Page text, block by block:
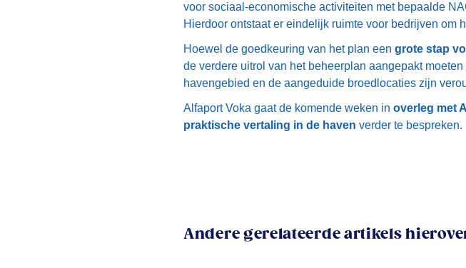
voor sociaal-economische activiteiten met bepaalde
Hierdoor ontstaat er eindelijk ruimte voor bedrijven om
Hoewel de goedkeuring van het plan een grote stap
de verdere uitrol van het beheerplan aangepakt
havengebied en de aangeduide broedlocaties zijn
Alfaport Voka gaat de komende weken in overleg met
praktische vertaling in de haven verder te bespreken.
Andere gerelateerde artikels